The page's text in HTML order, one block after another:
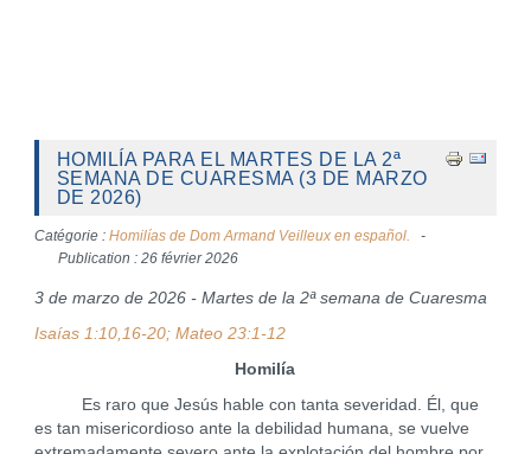
HOMILÍA PARA EL MARTES DE LA 2ª
SEMANA DE CUARESMA (3 DE MARZO
DE 2026)
Catégorie : Homilías de Dom Armand Veilleux en español.
Publication : 26 février 2026
3 de marzo de 2026 - Martes de la 2ª semana de Cuaresma
Isaías 1:10,16-20; Mateo 23:1-12
Homilía
Es raro que Jesús hable con tanta severidad. Él, que
es tan misericordioso ante la debilidad humana, se vuelve